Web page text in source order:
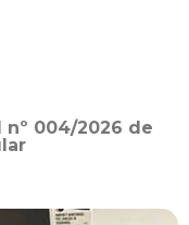
nº 004/2026 de